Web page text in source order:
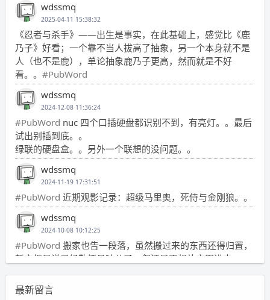
wdssmq
2025-04-11 15:38:32
《忍者与杀手》——出生是事实，在此基础上，感觉比《鹿
乃子》好看；一个靠不当人拔高了抽象，另一个本身就不是
人（也不是鹿），单论抽象鹿乃子更高，然而就是不好
看。。 #PubWord
wdssmq
2024-12-08 11:36:24
#PubWord nuc 四个口插硬盘都识别不到，有亮灯。。最后
试出别插到底。。
绿联的硬盘盒。。另外一个联想的没问题。。
wdssmq
2024-11-19 17:31:51
#PubWord 近期观影记录：超级马里奥，死侍与金刚狼。。
wdssmq
2024-10-08 10:12:25
#PubWord 搬家也告一段落，虽然搬过来的东西还得归置，
新衣柜虽说已经散俩月味儿了，但还是不想放衣服进去。
wdssmq
2024-09-23 21:00:49
最新留言